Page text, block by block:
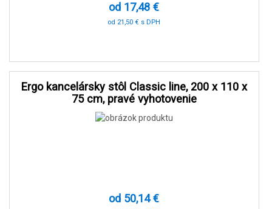
od 17,48 €
od 21,50 € s DPH
Ergo kancelársky stôl Classic line, 200 x 110 x
75 cm, pravé vyhotovenie
od 50,14 €